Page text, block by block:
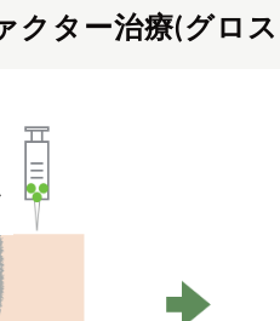
ター治療(グロ